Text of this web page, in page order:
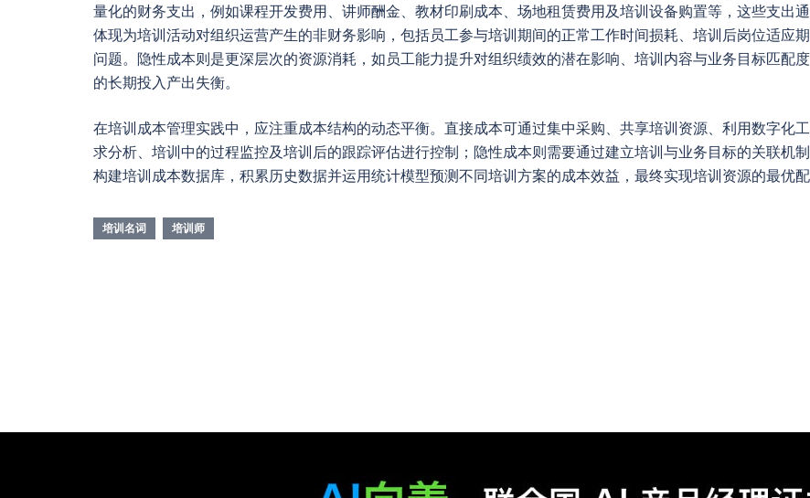
量化的财务支出，例如课程开发费用、讲师酬金、教材印刷成本、场地租赁费用及培训设备购置等，这些支出
体现为培训活动对组织运营产生的非财务影响，包括员工参与培训期间的正常工作时间损耗、培训后岗位适应
问题。隐性成本则是更深层次的资源消耗，如员工能力提升对组织绩效的潜在影响、培训内容与业务目标匹配
的长期投入产出失衡。
在培训成本管理实践中，应注重成本结构的动态平衡。直接成本可通过集中采购、共享培训资源、利用数字化
求分析、培训中的过程监控及培训后的跟踪评估进行控制；隐性成本则需要通过建立培训与业务目标的关联机
构建培训成本数据库，积累历史数据并运用统计模型预测不同培训方案的成本效益，最终实现培训资源的最优配
培训名词 培训师